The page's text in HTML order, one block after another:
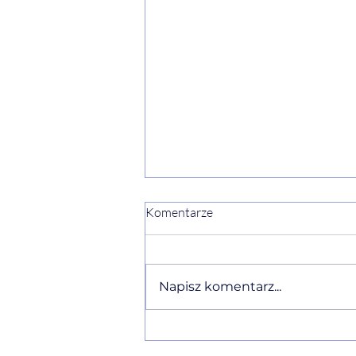
Komentarze
Napisz komentarz...